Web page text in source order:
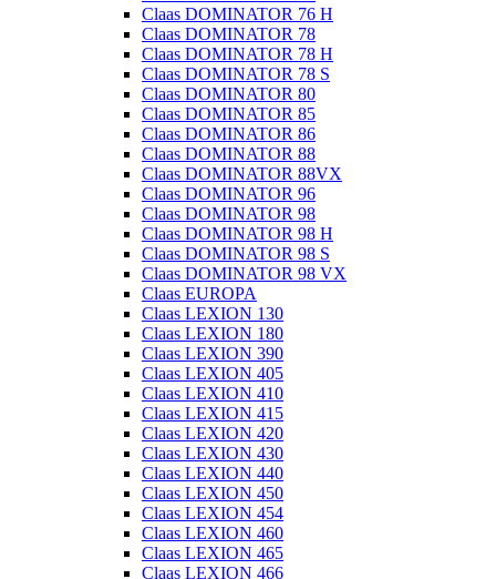
Claas DOMINATOR 76 H
Claas DOMINATOR 78
Claas DOMINATOR 78 H
Claas DOMINATOR 78 S
Claas DOMINATOR 80
Claas DOMINATOR 85
Claas DOMINATOR 86
Claas DOMINATOR 88
Claas DOMINATOR 88VX
Claas DOMINATOR 96
Claas DOMINATOR 98
Claas DOMINATOR 98 H
Claas DOMINATOR 98 S
Claas DOMINATOR 98 VX
Claas EUROPA
Claas LEXION 130
Claas LEXION 180
Claas LEXION 390
Claas LEXION 405
Claas LEXION 410
Claas LEXION 415
Claas LEXION 420
Claas LEXION 430
Claas LEXION 440
Claas LEXION 450
Claas LEXION 454
Claas LEXION 460
Claas LEXION 465
Claas LEXION 466